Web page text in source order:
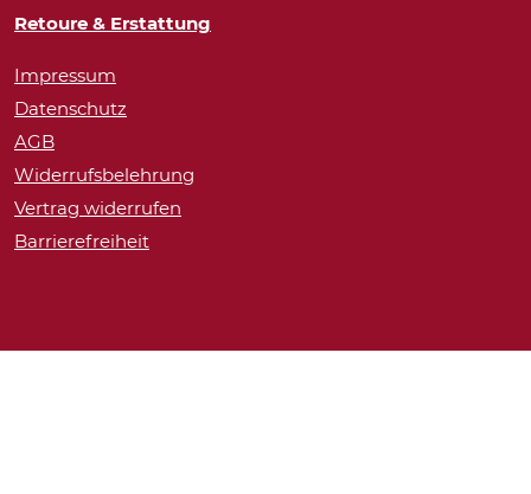
Retoure & Erstattung
Impressum
Datenschutz
AGB
Widerrufsbelehrung
Vertrag widerrufen
Barrierefreiheit